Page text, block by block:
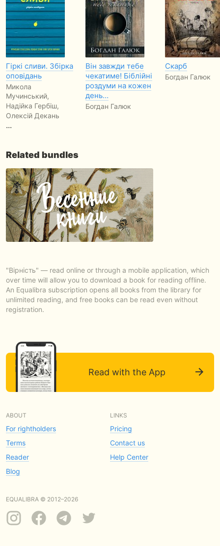
Гіркі сливи. Збірка
оповідань
Микола
Мучинський,
Надійка Гербіш,
Олексій Декань
...
Він завжди тебе
чекатиме! Біблійні
роздуми на кожен
день…
Богдан Галюк
Скарб
Богдан Галюк
Related bundles
"Вірність" — read online or through a mobile application, which
over time will allow you to download a book for reading offline.
An Equalibra subscription opens all books from the library for
unlimited reading, and free books can be read even without
registration.
Read with the App
ABOUT
For rightholders
Terms
Reader
Blog
LINKS
Pricing
Contact us
Help Center
EQUALIBRA © 2012–2026